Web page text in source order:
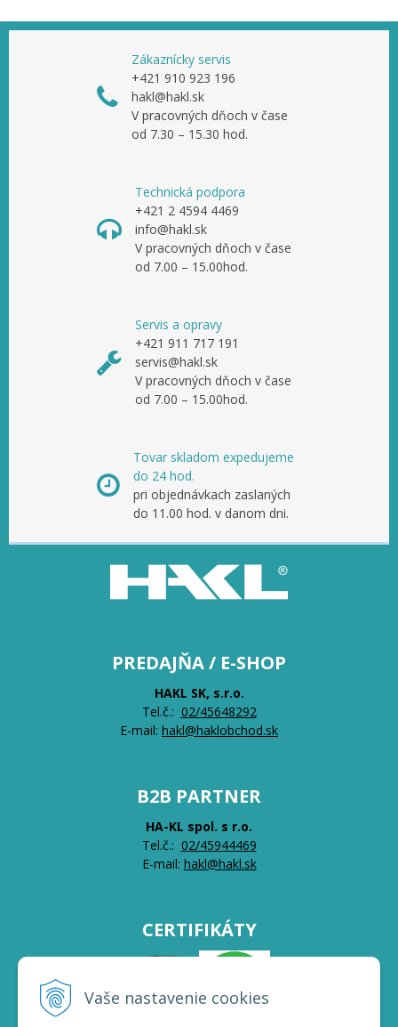
Vaše nastavenie cookies
Zákaznícky servis
+421 910 923 196
hakl@hakl.sk
V pracovných dňoch v čase
od 7.30 – 15.30 hod.
Technická podpora
+421 2 4594 4469
info@hakl.sk
V pracovných dňoch v čase
od 7.00 – 15.00hod.
Servis a opravy
+421 911 717 191
servis@hakl.sk
V pracovných dňoch v čase
od 7.00 – 15.00hod.
Tovar skladom expedujeme
do 24 hod.
pri objednávkach zaslaných
do 11.00 hod. v danom dni.
PREDAJŇA / E-SHOP
HAKL SK, s.r.o.
Tel.č.: 02/45648292
E-mail: hakl@haklobchod.sk
B2B PARTNER
HA-KL spol. s r.o.
Tel.č.: 02/45944469
E-mail: hakl@hakl.sk
CERTIFIKÁTY